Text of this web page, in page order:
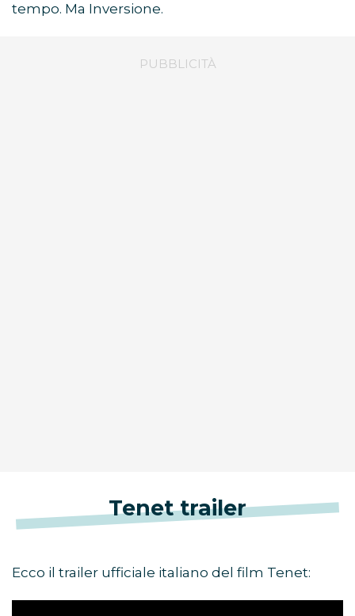
tempo. Ma Inversione.
Tenet trailer
Ecco il trailer ufficiale italiano del film Tenet: